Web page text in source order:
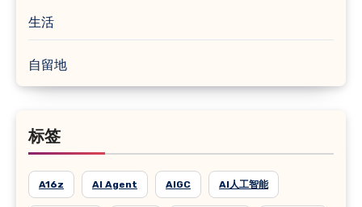
生活
自留地
标签
A16z AI Agent AIGC AI人工智能